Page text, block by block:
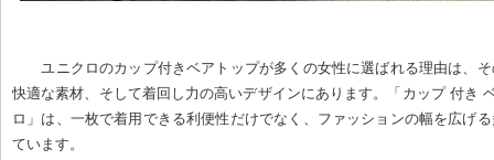
ユニクロのカップ付きベアトップが多くの女性に選ばれる理由は、
快適な素材、そして着回し力の高いデザインにあります。「カップ 付き
ロ」は、一枚で着用できる利便性だけでなく、ファッションの幅を広げ
ています。